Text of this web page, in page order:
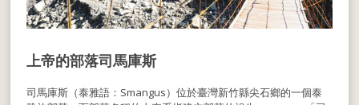
上帝的部落司馬庫斯
司馬庫斯（泰雅語：Smangus）位於臺灣新竹縣尖石鄉的一個泰